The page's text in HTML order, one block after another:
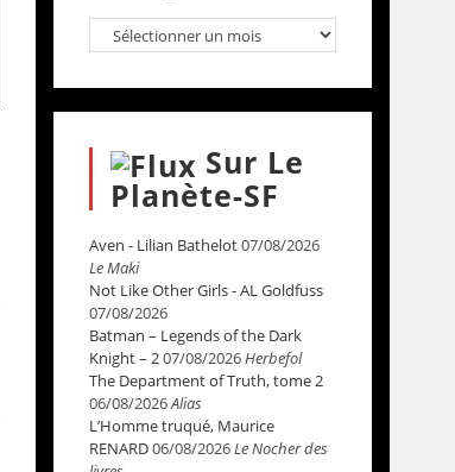
Sur Le
Planète-SF
Aven - Lilian Bathelot07/08/2026
Le Maki
Not Like Other Girls - AL Goldfuss
07/08/2026
Batman – Legends of the Dark
Knight – 207/08/2026Herbefol
The Department of Truth, tome 2
06/08/2026Alias
L’Homme truqué, Maurice
RENARD06/08/2026Le Nocher des